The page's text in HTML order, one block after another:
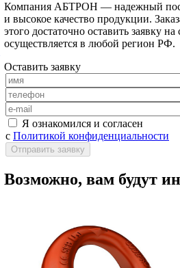
Компания АБТРОН — надежный
и высокое качество продукции.
этого достаточно оставить заявку
осуществляется в любой регион РФ.
Оставить заявку
Я ознакомился и согласен
с Политикой конфиденциальности
Возможно, вам будут